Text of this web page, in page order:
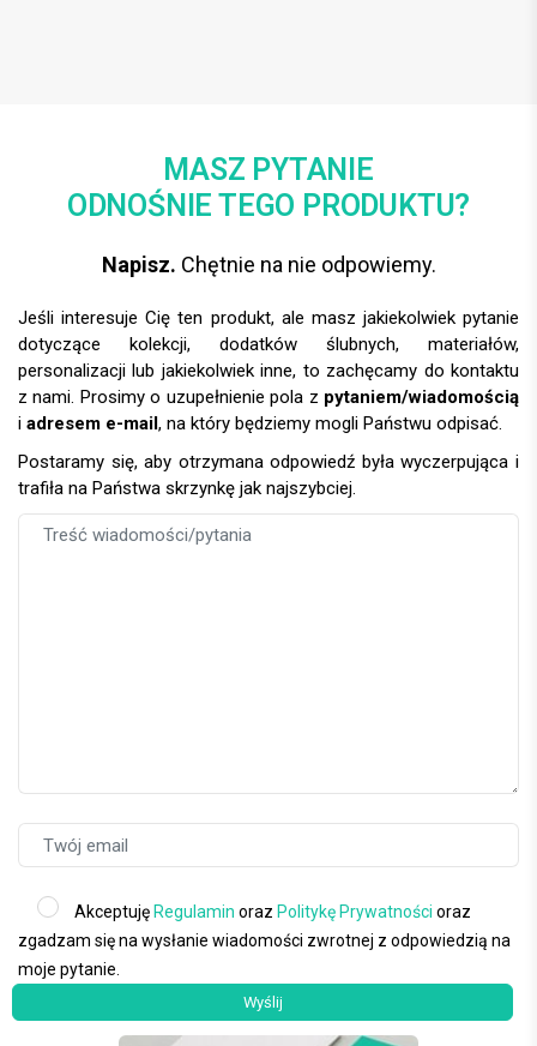
MASZ PYTANIE
ODNOŚNIE TEGO PRODUKTU?
Napisz. Chętnie na nie odpowiemy.
Jeśli interesuje Cię ten produkt, ale masz jakiekolwiek pytanie
dotyczące kolekcji, dodatków ślubnych, materiałów,
personalizacji lub jakiekolwiek inne, to zachęcamy do kontaktu
z nami. Prosimy o uzupełnienie pola z pytaniem/wiadomością
i adresem e-mail , na który będziemy mogli Państwu odpisać.
Postaramy się, aby otrzymana odpowiedź była wyczerpująca i
trafiła na Państwa skrzynkę jak najszybciej.
Akceptuję Regulamin oraz Politykę Prywatności oraz
zgadzam się na wysłanie wiadomości zwrotnej z odpowiedzią na
moje pytanie.